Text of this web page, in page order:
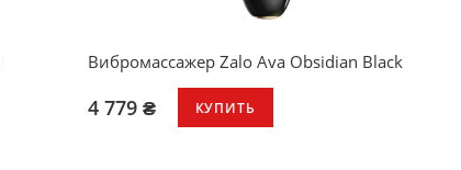
Вибромассажер Zalo Ava Obsidian Black
4 779 ₴ КУПИТЬ